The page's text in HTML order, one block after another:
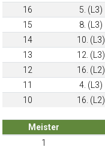
16
5. (L3)
15
8. (L3)
14
10. (L3)
13
12. (L3)
12
16. (L2)
11
4. (L3)
10
16. (L2)
Meister
1